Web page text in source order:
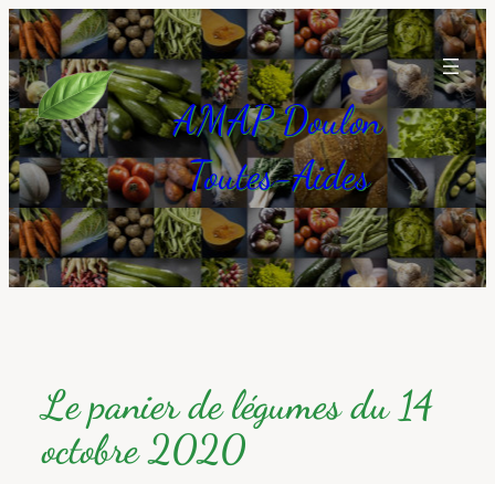
Aller
au
contenu
AMAP Doulon
Toutes-Aides
Le panier de légumes du 14
octobre 2020